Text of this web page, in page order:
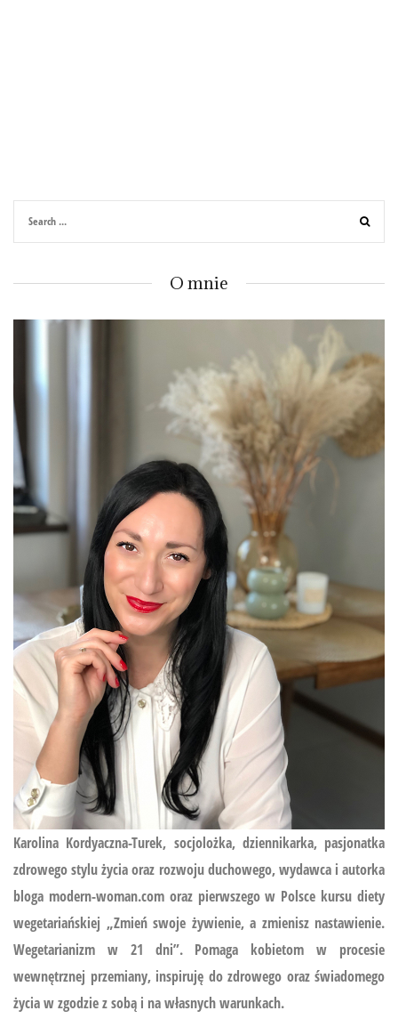
O mnie
Karolina Kordyaczna-Turek, socjolożka, dziennikarka, pasjonatka
zdrowego stylu życia oraz rozwoju duchowego, wydawca i autorka
bloga modern-woman.com oraz pierwszego w Polsce kursu diety
wegetariańskiej „Zmień swoje żywienie, a zmienisz nastawienie.
Wegetarianizm w 21 dni”.Pomaga kobietom w procesie
wewnętrznej przemiany, inspiruję do zdrowego oraz świadomego
życia w zgodzie z sobą i na własnych warunkach.